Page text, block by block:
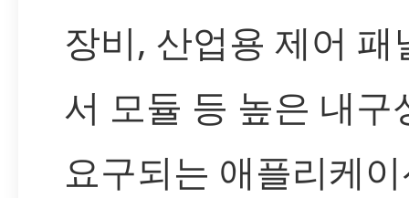
장비, 산업용 제어 패
서 모듈 등 높은 내구
요구되는 애플리케